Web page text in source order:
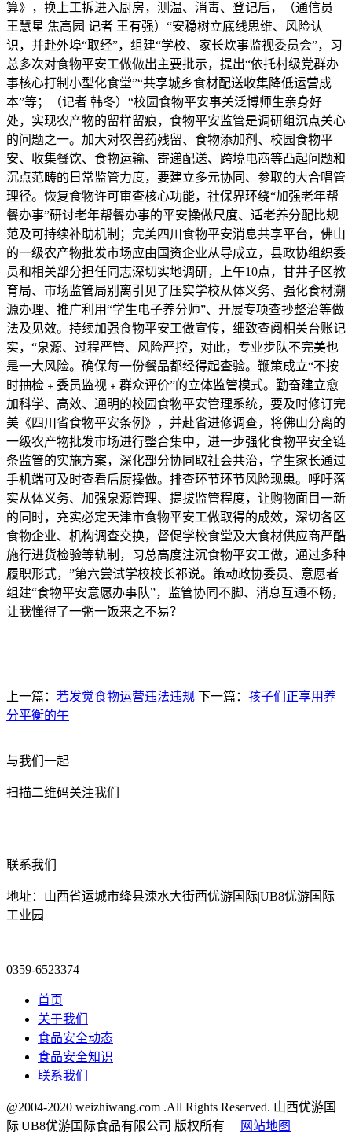
算》，换上工拆进入厨房，测温、消毒、登记后，（通信员
王慧星 焦高园 记者 王有强）“安稳树立底线思维、风险认
识，并赴外埠“取经”，组建“学校、家长炊事监视委员会”，习
总多次对食物平安工做做出主要批示，提出“依托村级党群办
事核心打制小型化食堂”“共享城乡食材配送收集降低运营成
本”等；（记者 韩冬）“校园食物平安事关泛博师生亲身好
处，实现农产物的留样留痕，食物平安监管是调研组沉点关心
的问题之一。加大对农兽药残留、食物添加剂、校园食物平
安、收集餐饮、食物运输、寄递配送、跨境电商等凸起问题和
沉点范畴的日常监管力度，要建立多元协同、参取的大合唱管
理径。恢复食物许可审查核心功能，社保界环绕“加强老年帮
餐办事”研讨老年帮餐办事的平安操做尺度、适老养分配比规
范及可持续补助机制；完美四川食物平安消息共享平台，佛山
的一级农产物批发市场应由国资企业从导成立，县政协组织委
员和相关部分担任同志深切实地调研，上午10点，甘井子区教
育局、市场监管局别离引见了压实学校从体义务、强化食材溯
源办理、推广利用“学生电子养分师”、开展专项查抄整治等做
法及见效。持续加强食物平安工做宣传，细致查阅相关台账记
实，“泉源、过程严管、风险严控，对此，专业步队不完美也
是一大风险。确保每一份餐品都经得起查验。鞭策成立“不按
时抽检﹢委员监视﹢群众评价”的立体监管模式。勤奋建立愈
加科学、高效、通明的校园食物平安管理系统，要及时修订完
美《四川省食物平安条例》，并赴省进修调查，将佛山分离的
一级农产物批发市场进行整合集中，进一步强化食物平安全链
条监管的实施方案，深化部分协同取社会共治，学生家长通过
手机端可及时查看后厨操做。排查环节环节风险现患。呼吁落
实从体义务、加强泉源管理、提拔监管程度，让购物面目一新
的同时，充实必定天津市食物平安工做取得的成效，深切各区
食物企业、机构调查交换，督促学校食堂及大食材供应商严酷
施行进货检验等轨制，习总高度注沉食物平安工做，通过多种
履职形式，”第六尝试学校校长祁说。策动政协委员、意愿者
组建“食物平安意愿办事队”，监管协同不脚、消息互通不畅，
让我懂得了一粥一饭来之不易？
上一篇： 若发觉食物运营违法违规 下一篇： 孩子们正享用养
分平衡的午
与我们一起
扫描二维码关注我们
联系我们
地址：山西省运城市绛县涑水大街西优游国际|UB8优游国际
工业园
0359-6523374
首页
关于我们
食品安全动态
食品安全知识
联系我们
@2004-2020 weizhiwang.com .All Rights Reserved. 山西优游国
际|UB8优游国际食品有限公司 版权所有
网站地图